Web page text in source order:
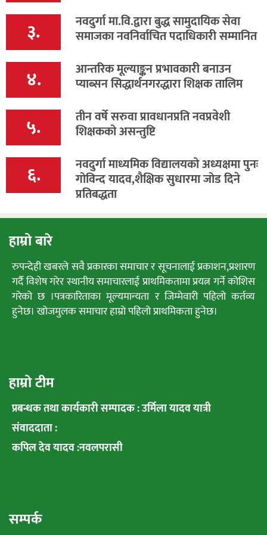
३. नवदुर्गा मा.वि.द्वारा बुद्ध सामुदायिक सेवा
समाजका नवनिर्वाचित पदाधिकारी सम्मानित
४. आन्तरिक मूल्याङ्कन प्रभावकारी बनाउन
प्याब्सन सिद्धार्थनगरद्धारा शिक्षक तालिम
५. तीन वर्षे सरुवा प्रावधानप्रति नवप्रवेशी
शिक्षकको असन्तुष्टि
६. नवदुर्गा माध्यमिक विद्यालयको अध्यक्षमा पुनः
गोविन्द यादव,शैक्षिक सुधारमा जोड दिने
प्रतिबद्धता
हाम्रो बारे
रुपन्देही खबरले सवै प्रकारका समाचार र सूचनालाई प्रकाशन,प्रशारण
गर्दै विशेष गरेर स्थानीय समाचारलाई प्राथमिकतामा प्रयत्न गर्ने कोशिस
गरेको छ ।पत्रकारिताका मूल्यमान्यता र जिम्मेवारी पहिलो कर्तव्य
हुनेछ। खोजमुलक समाचार हाम्रो पहिलो प्राथमिकता हुनेछ।
हाम्रो टीम
प्रबन्धक तथा कार्यकारी सम्पादक : उर्मिला यादव यात्री
संवाददाता :
कपिल देव यादव :नवलपरासी
सम्पर्क